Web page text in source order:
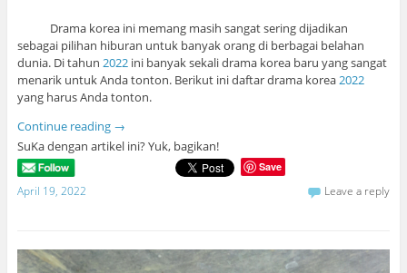
Drama korea ini memang masih sangat sering dijadikan
sebagai pilihan hiburan untuk banyak orang di berbagai belahan
dunia. Di tahun 2022ini banyak sekali drama korea baru yang sangat
menarik untuk Anda tonton. Berikut ini daftar drama korea2022
yang harus Anda tonton.
Continue reading →
SuKa dengan artikel ini? Yuk, bagikan!
Save
April 19, 2022 Leave a reply